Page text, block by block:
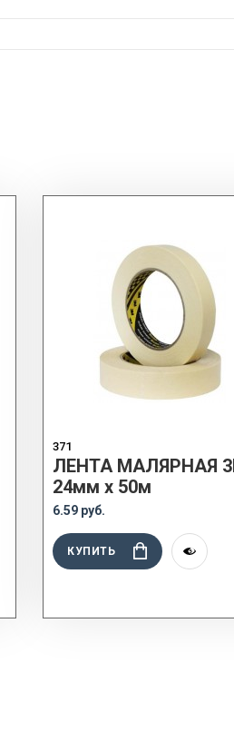
371
ЛЕНТА МАЛЯРНАЯ
24мм x 50м
6.59 руб.
КУПИТЬ